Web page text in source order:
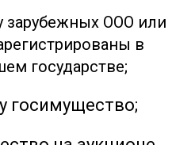
зарубежных ООО или
в
государстве;
госимущество;